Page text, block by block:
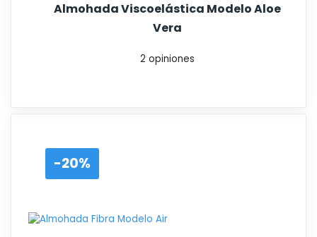
Almohada Viscoelástica Modelo Aloe
Vera
2 opiniones
-20%